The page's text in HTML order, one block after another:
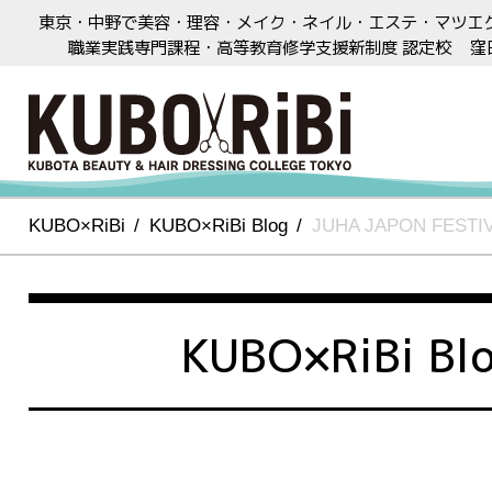
東京・中野で美容・理容・メイク・ネイル・エステ・マツエ
職業実践専門課程・高等教育修学支援新制度 認定校
窪
KUBO×RiBi KUBO×RiBi Blog JUHA JAPON
KUBO×RiBi